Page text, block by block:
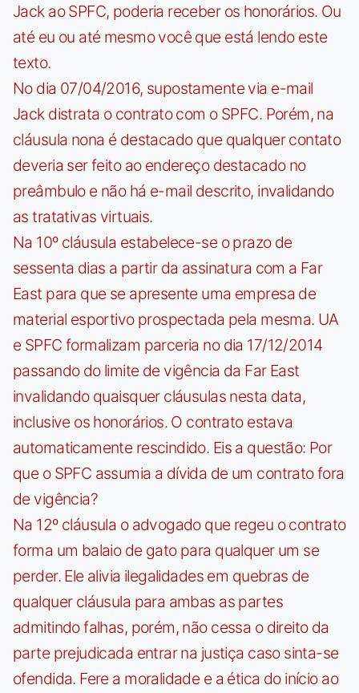
Jack ao SPFC, poderia receber os honorários. Ou
até eu ou até mesmo você que está lendo este
texto.
No dia 07/04/2016, supostamente via e-mail
Jack distrata o contrato com o SPFC. Porém, na
cláusula nona é destacado que qualquer contato
deveria ser feito ao endereço destacado no
preâmbulo e não há e-mail descrito, invalidando
as tratativas virtuais.
Na 10º cláusula estabelece-se o prazo de
sessenta dias a partir da assinatura com a Far
East para que se apresente uma empresa de
material esportivo prospectada pela mesma. UA
e SPFC formalizam parceria no dia 17/12/2014
passando do limite de vigência da Far East
invalidando quaisquer cláusulas nesta data,
inclusive os honorários. O contrato estava
automaticamente rescindido. Eis a questão: Por
que o SPFC assumia a dívida de um contrato fora
de vigência?
Na 12º cláusula o advogado que regeu o contrato
forma um balaio de gato para qualquer um se
perder. Ele alivia ilegalidades em quebras de
qualquer cláusula para ambas as partes
admitindo falhas, porém, não cessa o direito da
parte prejudicada entrar na justiça caso sinta-se
ofendida. Fere a moralidade e a ética do início ao